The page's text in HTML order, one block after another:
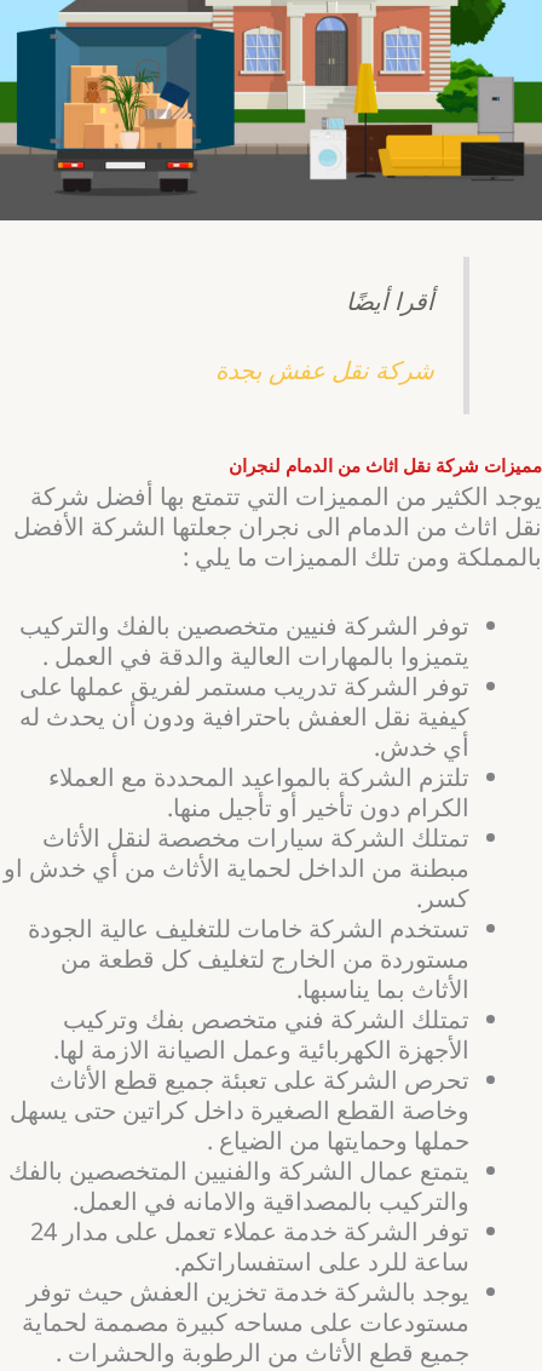
أقرا أيضًا
شركة نقل عفش بجدة
مميزات شركة نقل اثاث من الدمام لنجران
يوجد الكثير من المميزات التي تتمتع بها أفضل شركة
نقل اثاث من الدمام الى نجران جعلتها الشركة الأفضل
بالمملكة ومن تلك المميزات ما يلي :
توفر الشركة فنيين متخصصين بالفك والتركيب
يتميزوا بالمهارات العالية والدقة في العمل .
توفر الشركة تدريب مستمر لفريق عملها على
كيفية نقل العفش باحترافية ودون أن يحدث له
أي خدش.
تلتزم الشركة بالمواعيد المحددة مع العملاء
الكرام دون تأخير أو تأجيل منها.
تمتلك الشركة سيارات مخصصة لنقل الأثاث
مبطنة من الداخل لحماية الأثاث من أي خدش او
كسر.
تستخدم الشركة خامات للتغليف عالية الجودة
مستوردة من الخارج لتغليف كل قطعة من
الأثاث بما يناسبها.
تمتلك الشركة فني متخصص بفك وتركيب
الأجهزة الكهربائية وعمل الصيانة الازمة لها.
تحرص الشركة على تعبئة جميع قطع الأثاث
وخاصة القطع الصغيرة داخل كراتين حتى يسهل
حملها وحمايتها من الضياع .
يتمتع عمال الشركة والفنيين المتخصصين بالفك
والتركيب بالمصداقية والامانه في العمل.
توفر الشركة خدمة عملاء تعمل على مدار 24
ساعة للرد على استفساراتكم.
يوجد بالشركة خدمة تخزين العفش حيث توفر
مستودعات على مساحه كبيرة مصممة لحماية
جميع قطع الأثاث من الرطوبة والحشرات .